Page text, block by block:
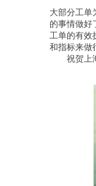
大部分工单
的事情做好
工单的有效
和指标来做
祝贺上